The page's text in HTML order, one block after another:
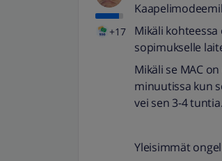
+17
Mikäli
sopimukselle
Mikäli se MAC
minuutissa kun
vei sen 3-4
Yleisimmät